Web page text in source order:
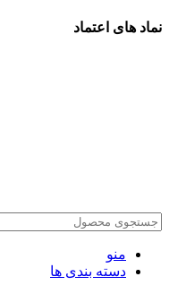
نماد های اعتماد
منو
دسته بندی ها